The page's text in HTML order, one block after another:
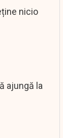
nicio
ajungă la